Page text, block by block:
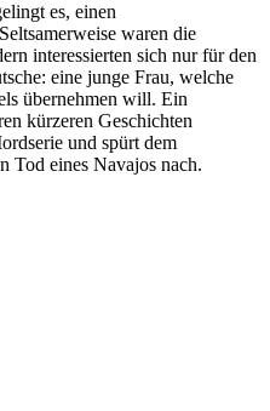
es, einen
waren die
interessierten sich nur für den
eine junge Frau, welche
übernehmen will. Ein
kürzeren Geschichten
und spürt dem
Tod eines Navajos nach.